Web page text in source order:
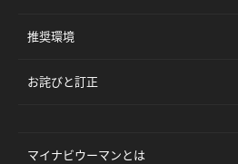
推奨環境
お詫びと訂正
マイナビウーマンとは